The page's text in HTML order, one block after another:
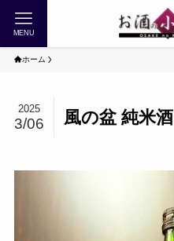
MENU
ホーム
風の盆 純米酒
2025
3/06